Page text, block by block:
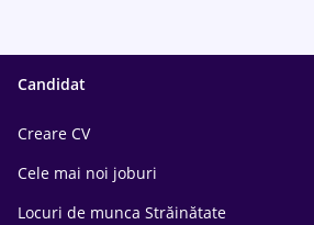
Candidat
Creare CV
Cele mai noi joburi
Locuri de munca Străinătate